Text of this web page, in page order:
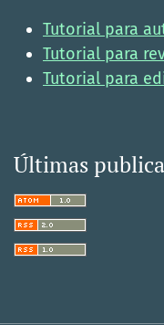
Tutorial para
Tutorial para
Tutorial para
Últimas